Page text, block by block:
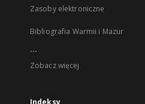
Zasoby elektroniczne
Bibliografia Warmii i Mazur
...
Zobacz więcej
Indeksy